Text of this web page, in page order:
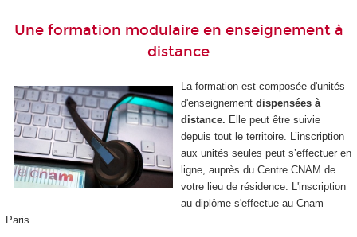
Une formation modulaire en enseignement à
distance
La formation est composée d'unités
d'enseignementdispensées à
distance. Elle peut être suivie
depuis tout le territoire. L’inscription
aux unités seules peut s’effectuer en
ligne, auprès du Centre CNAM de
votre lieu de résidence. L'inscription
au diplôme s'effectue au Cnam
Paris.